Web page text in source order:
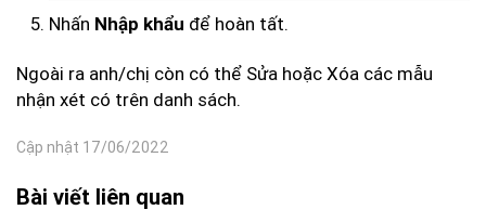
Nhấn Nhập khẩu để hoàn tất.
Ngoài ra anh/chị còn có thể Sửa hoặc Xóa các mẫu
nhận xét có trên danh sách.
Cập nhật 17/06/2022
Bài viết liên quan